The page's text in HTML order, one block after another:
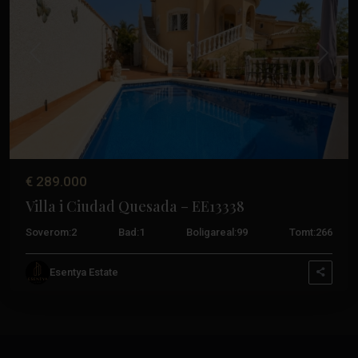
Neste
€ 289.000
Villa i Ciudad Quesada – EE13338
Soverom:2 Bad: 1 Boligareal:99 Tomt:266
Esentya Estate